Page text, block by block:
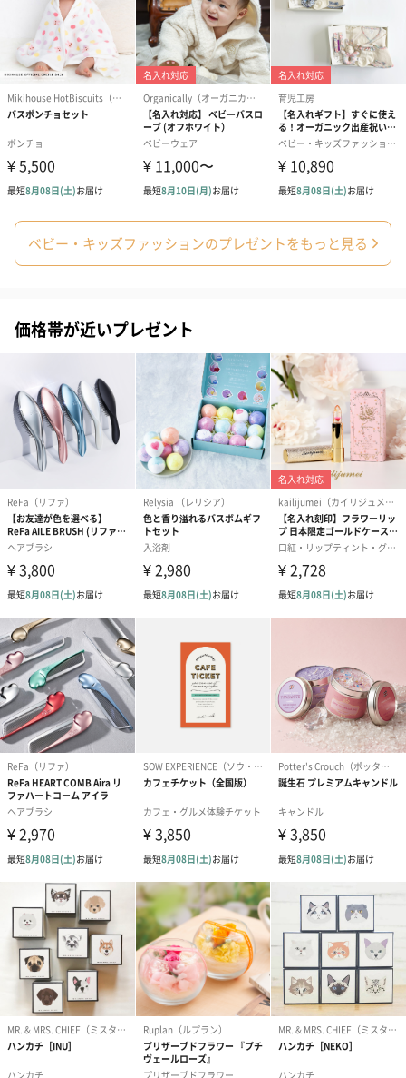
絵本&うさぎ（ピンク）
（2,702円）
ノンカフェインフルー
ツティー（562円）
葉酸入りデカ
ヒー（875円）
生花
生花のブーケを同梱します。
※9-15時にご注文いただく場合、最短のお届け可能日が通常より
も1日遅くなります。
シーズンブーケ（ひま
わり）（1,880円）
ブーケ（ホワイトグリ
ーン）（1,650円）
ブーケ（ピン
（1,650円）
ドライフラワー・プリザーブドフラワー
自然のお花で作ったドライフラワー・プリザーブドフラワーを同
梱します。
一部花材が写真と異なる場合がございます。予めご了承くださ
い。パッケージに入れてお届けします。
プリザーブドフラワー
ブーケ（ピンク）
（2,580円）
プリザーブドフラワー
ブーケ（ブルー）
（2,580円）
アミュレット
ク）（1,500円
ぬいぐるみ
愛らしいぬいぐるみを同梱してお届けします。
誕生日・記念日・出産祝いなどのシーンにおすすめです。
ベビー・キッズファッションのプレゼントをもっと見る
価格帯が近いプレゼント